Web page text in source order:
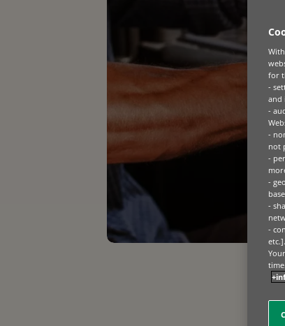
for
-
and
-
-
not
-
-
-
-
etc.].
time.